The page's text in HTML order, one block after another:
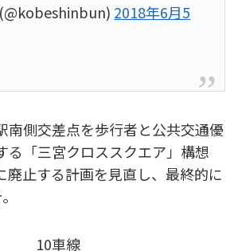
2018年6月5
南側交差点を歩行者と公共交通優
る「三宮クロススクエア」構想
廃止する計画を見直し、最終的に
車線